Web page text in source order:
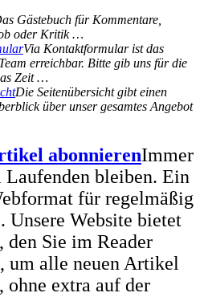
Gästebuch für Kommentare,
oder Kritik …
Via Kontaktformular ist das
erreichbar. Bitte gib uns für die
Zeit …
Die Seitenübersicht gibt einen
über unser gesamtes Angebot
abonnierenImmer
Laufenden bleiben. Ein
für regelmäßig
Unsere Website bietet
den Sie im Reader
um alle neuen Artikel
ohne extra auf der